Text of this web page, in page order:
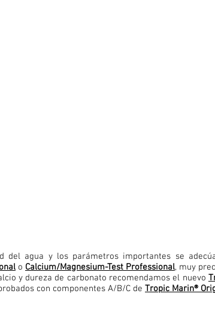
del agua y los parámetros importantes se
o Calcium/Magnesium-Test Professional, muy
y dureza de carbonato recomendamos el nuevo
con componentes A/B/C de Tropic Marin®